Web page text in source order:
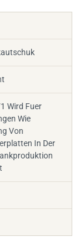
Wird Fuer
Wie
Von
In Der